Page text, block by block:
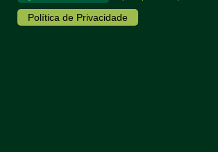
Política de Privacidade